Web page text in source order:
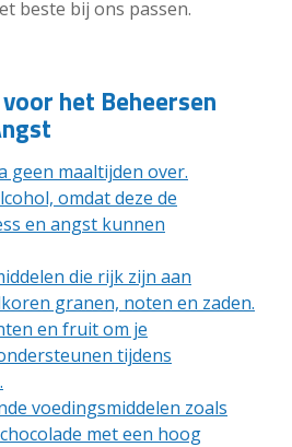
beste bij ons passen.
het Beheersen
geen maaltijden over.
omdat deze de
en angst kunnen
die rijk zijn aan
granen, noten en zaden.
en fruit om je
tijdens
voedingsmiddelen zoals
met een hoog